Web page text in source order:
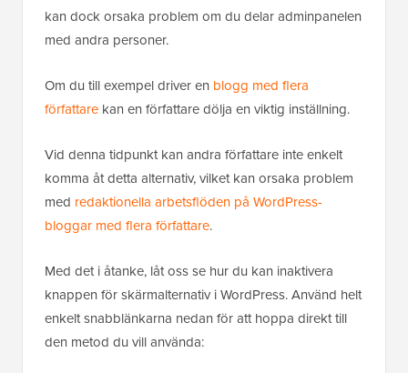
kan dock orsaka problem om du delar adminpanelen
med andra personer.
Om du till exempel driver en blogg med flera
författare kan en författare dölja en viktig inställning.
Vid denna tidpunkt kan andra författare inte enkelt
komma åt detta alternativ, vilket kan orsaka problem
med redaktionella arbetsflöden på WordPress-
bloggar med flera författare.
Med det i åtanke, låt oss se hur du kan inaktivera
knappen för skärmalternativ i WordPress. Använd helt
enkelt snabblänkarna nedan för att hoppa direkt till
den metod du vill använda: